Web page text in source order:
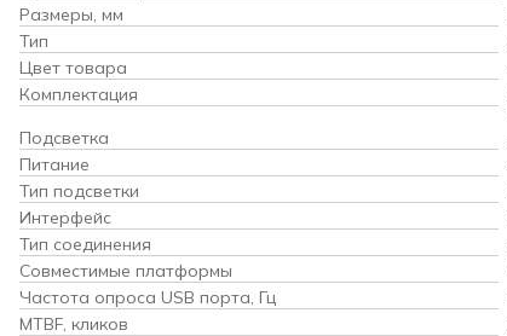
Размеры, мм
Тип
Цвет товара
Комплектация
Подсветка
Питание
Тип подсветки
Интерфейс
Тип соединения
Совместимые платформы
Частота опроса USB порта, Гц
MTBF, кликов